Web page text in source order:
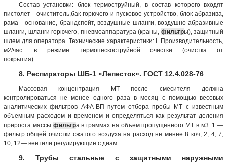
Состав установки: блок термоструйный, в состав которого входят
пистолет - очиститель,бак горючего и пусковое устройство, блок абразива,
рама - основание, брандспойт, воздушные шланги, воздушно-абразивные
шланги, шланги горючего, пневмоаппаратура (краны, фильтры), защитный
шлем для оператора. Технические характеристики: I. Производительность,
м2/час: в режиме термопескоструйной очистки (очистка от
покрытия)......................................
8. Респираторы ШБ-1 «Лепесток». ГОСТ 12.4.028-76
Массовая концентрация МТ после смесителя должна
контролироваться не менее одного раза в месяц с помощью весовых
аналитических фильтров АФА-ВП путем отбора пробы МТ с известным
объемным расходом и временем и определяться как результат деления
прироста массы фильтра в граммах на объем пропущенного МТ в м3. 1 —
фильтр общей очистки сжатого воздуха на расход не менее 8 кг/ч; 2, 4, 7,
10, 12— вентили регулирующие с диам...
9. Трубы стальные с защитными наружными